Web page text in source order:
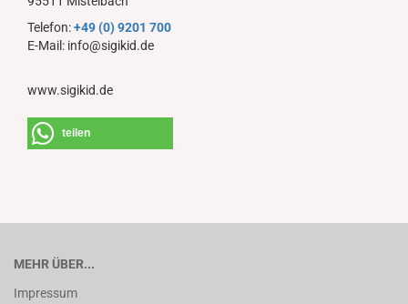
Telefon:+49 (0) 9201 700
E-Mail: info@sigikid.de
www.sigikid.de
teilen
MEHR ÜBER...
Impressum